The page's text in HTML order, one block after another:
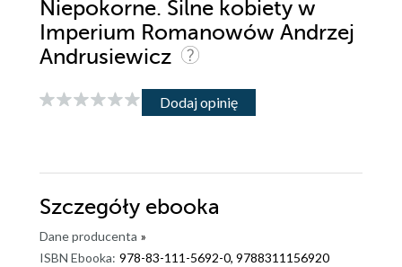
Niepokorne. Silne kobiety w
Imperium Romanowów Andrzej
Andrusiewicz
Dodaj opinię
Szczegóły ebooka
Dane producenta »
ISBN Ebooka: 978-83-111-5692-0, 9788311156920